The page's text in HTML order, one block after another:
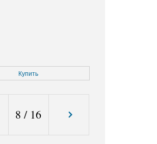
Купить
8 / 16